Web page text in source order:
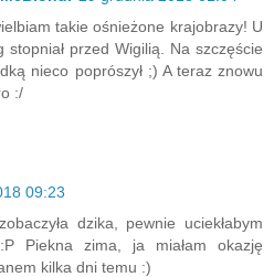
takie ośnieżone krajobrazy! U
przed Wigilią. Na szczęście
nieco poprószył ;) A teraz znowu
:/
09:23
dzika, pewnie uciekłabym
Piekna zima, ja miałam okazję
kilka dni temu :)